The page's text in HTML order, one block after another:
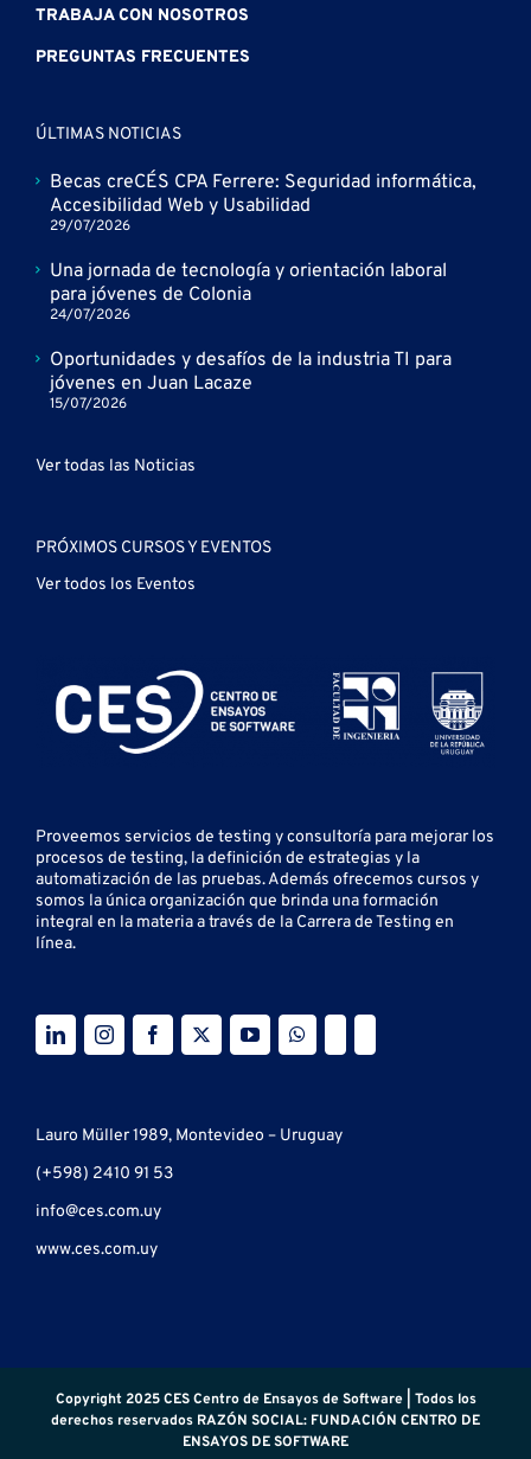
TRABAJA CON NOSOTROS
PREGUNTAS FRECUENTES
ÚLTIMAS NOTICIAS
Becas creCÉS CPA Ferrere: Seguridad informática,
Accesibilidad Web y Usabilidad
29/07/2026
Una jornada de tecnología y orientación laboral
para jóvenes de Colonia
24/07/2026
Oportunidades y desafíos de la industria TI para
jóvenes en Juan Lacaze
15/07/2026
Ver todas las Noticias
PRÓXIMOS CURSOS Y EVENTOS
Ver todos los Eventos
Proveemos servicios de testing yconsultoría para mejorar los
procesos de testing, la definición de estrategias y la
automatización de las pruebas.Además ofrecemos cursos y
somos la única organización que brinda una formación
integral en la materia a través de la Carrera de Testing en
línea.
Lauro Müller 1989, Montevideo – Uruguay
(+598) 2410 91 53
info@ces.com.uy
www.ces.com.uy
Copyright 2025 CES Centro de Ensayos de Software | Todos los
derechos reservados RAZÓN SOCIAL: FUNDACIÓN CENTRO DE
ENSAYOS DE SOFTWARE